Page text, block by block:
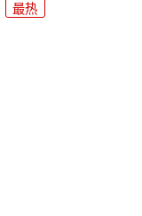
最热